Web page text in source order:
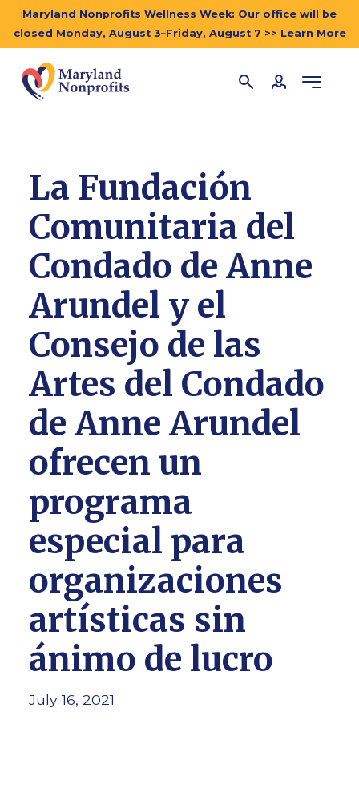
Maryland Nonprofits Wellness Week: Our office will be
closed Monday, August 3–Friday, August 7 >> Learn More
La Fundación
Comunitaria del
Condado de Anne
Arundel y el
Consejo de las
Artes del Condado
de Anne Arundel
ofrecen un
programa
especial para
organizaciones
artísticas sin
ánimo de lucro
July 16, 2021